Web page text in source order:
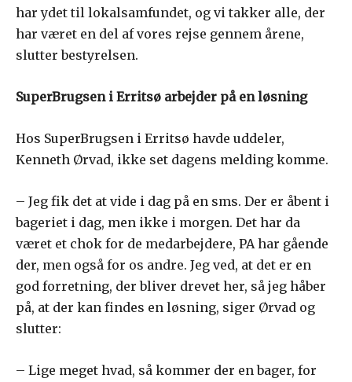
har ydet til lokalsamfundet, og vi takker alle, der
har været en del af vores rejse gennem årene,
slutter bestyrelsen.
SuperBrugsen i Erritsø arbejder på en løsning
Hos SuperBrugsen i Erritsø havde uddeler,
Kenneth Ørvad, ikke set dagens melding komme.
– Jeg fik det at vide i dag på en sms. Der er åbent i
bageriet i dag, men ikke i morgen. Det har da
været et chok for de medarbejdere, PA har gående
der, men også for os andre. Jeg ved, at det er en
god forretning, der bliver drevet her, så jeg håber
på, at der kan findes en løsning, siger Ørvad og
slutter:
– Lige meget hvad, så kommer der en bager, for